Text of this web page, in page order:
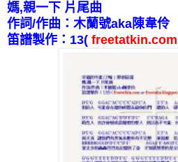
媽,親一下 片尾曲
作詞/作曲：木蘭號aka陳韋伶
笛譜製作： 13( freetatkin.com